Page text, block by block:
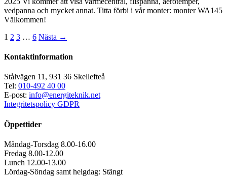
vedpanna och mycket annat. Titta förbi i vår monter: monter WA145
Välkommen!
1 2 3 … 6 Nästa →
Kontaktinformation
Stålvägen 11, 931 36 Skellefteå
Tel: 010-492 40 00
E-post: info@energiteknik.net
Integritetspolicy GDPR
Öppettider
Måndag-Torsdag 8.00-16.00
Fredag 8.00-12.00
Lunch 12.00-13.00
Lördag-Söndag samt helgdag: Stängt